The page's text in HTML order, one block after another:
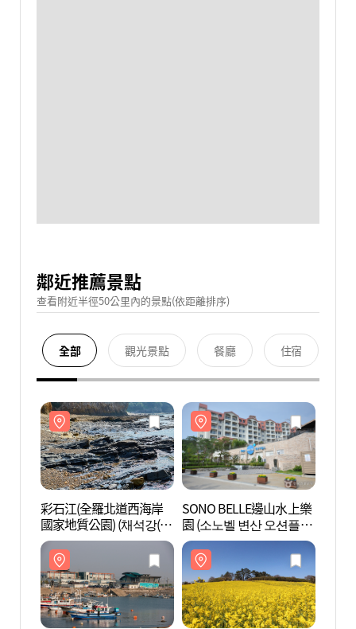
鄰近推薦景點
查看附近半徑50公里內的景點(依距離排序)
全部 觀光景點 餐廳 住宿
彩石江(全羅北道西海岸
國家地質公園) (채석강(전
북 서해안 국가지질공원))
SONO BELLE邊山水上樂
園 (소노벨 변산 오션플레
이)